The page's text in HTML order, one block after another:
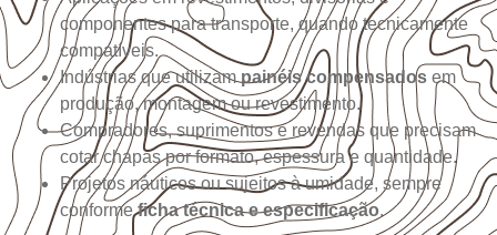
componentes para transporte, quando tecnicamente
compatíveis.
Indústrias que utilizampainéis compensados em
produção, montagem ou revestimento.
Compradores, suprimentos e revendas que precisam
cotar chapas por formato, espessura e quantidade.
Projetos náuticos ou sujeitos à umidade, sempre
conformeficha técnica e especificação.